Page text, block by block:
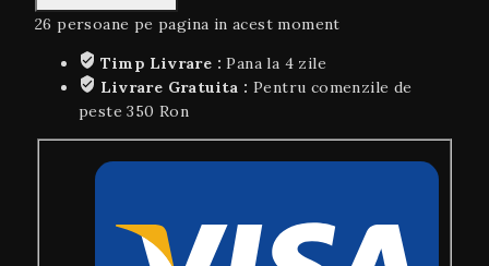
26 persoane pe pagina in acest moment
Timp Livrare :Pana la 4 zile
Livrare Gratuita :Pentru comenzile de
peste 350 Ron